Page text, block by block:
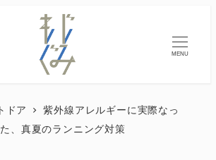
MENU
ドア
紫外線アレルギーに実際なっ
、真夏のランニング対策